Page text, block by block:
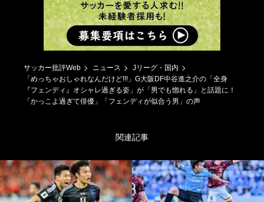
サッカー批評Web ニュース
Jリーグ・国内
「めっちゃおしゃれなんだけど!!!」G大阪DF中谷進之介の「全身
『フェンディ』オシャレ過ぎる姿」が「男でも惚れる」と話題に！
「かっこよ過ぎて俳優」「フェンディが似合う男」の声
関連記事